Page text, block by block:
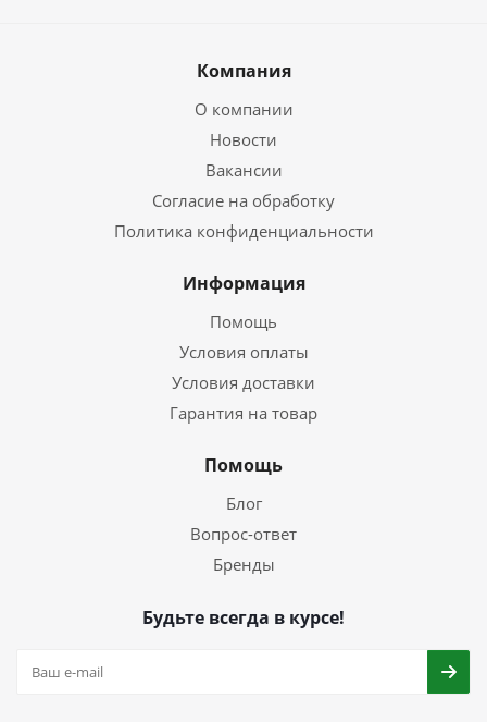
Компания
О компании
Новости
Вакансии
Согласие на обработку
Политика конфиденциальности
Информация
Помощь
Условия оплаты
Условия доставки
Гарантия на товар
Помощь
Блог
Вопрос-ответ
Бренды
Будьте всегда в курсе!